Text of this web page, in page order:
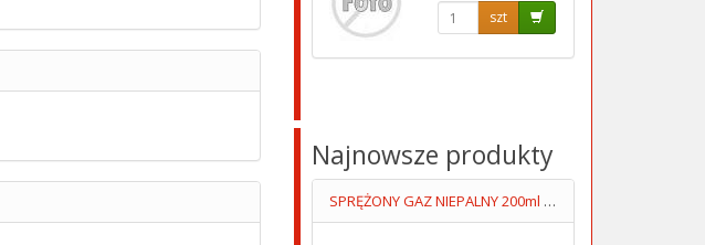
szt
Najnowsze produkty
SPRĘŻONY GAZ NIEPALNY 200ml /DO UŻYTKU ZAWODOWEGO/